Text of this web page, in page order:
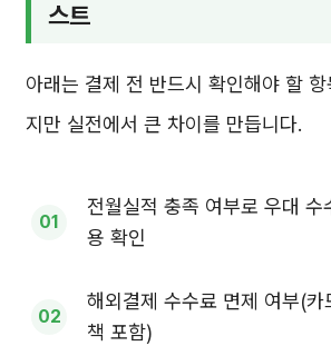
스트
아래는 결제 전 반드시 확인해야 할
지만 실전에서 큰 차이를 만듭니다.
전월실적 충족 여부로 우대 수
용 확인
해외결제 수수료 면제 여부(카
책 포함)